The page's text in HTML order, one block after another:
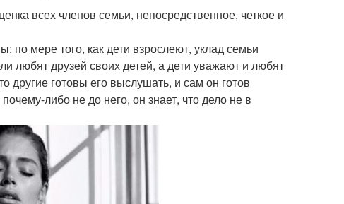
всех членов семьи, непосредственное, четкое и
мере того, как дети взрослеют, уклад семьи
любят друзей своих детей, а дети уважают и любят
другие готовы его выслушать, и сам он готов
либо не до него, он знает, что дело не в